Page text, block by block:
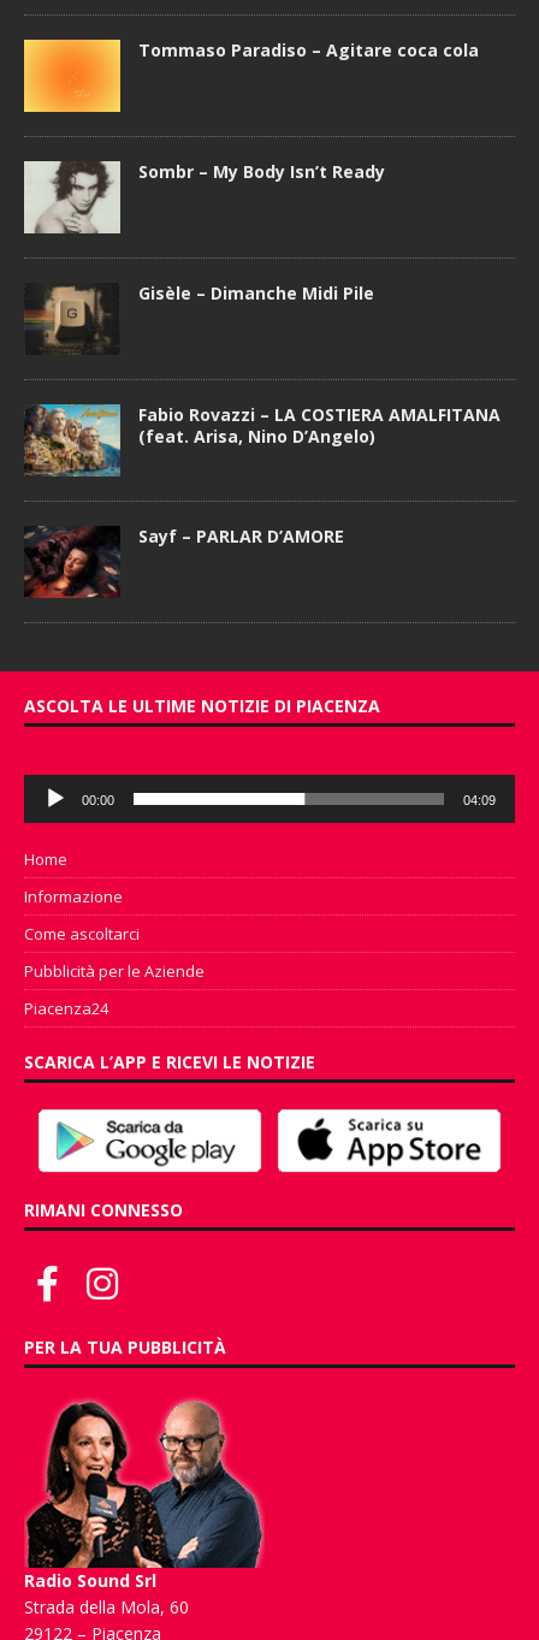
Tommaso Paradiso – Agitare coca cola
Sombr – My Body Isn’t Ready
Gisèle – Dimanche Midi Pile
Fabio Rovazzi – LA COSTIERA AMALFITANA
(feat. Arisa, Nino D’Angelo)
Sayf – PARLAR D’AMORE
ASCOLTA LE ULTIME NOTIZIE DI PIACENZA
Audio
Player
00:00 04:09
Home
Informazione
Come ascoltarci
Pubblicità per le Aziende
Piacenza24
SCARICA L’APP E RICEVI LE NOTIZIE
RIMANI CONNESSO
PER LA TUA PUBBLICITÀ
Radio Sound Srl
Strada della Mola, 60
29122 – Piacenza